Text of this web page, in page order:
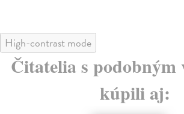
High-contrast mode
Čitatelia s podobným
kúpili aj: